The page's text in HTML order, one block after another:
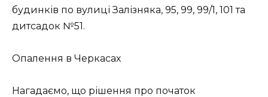
будинків по вулиці Залізняка, 95, 99, 99/1, 101 та
дитсадок №51.
Опалення в Черкасах
Нагадаємо, що рішення про початок